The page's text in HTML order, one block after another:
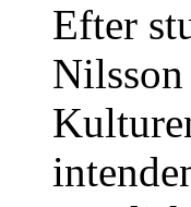
Efter
Nilsson